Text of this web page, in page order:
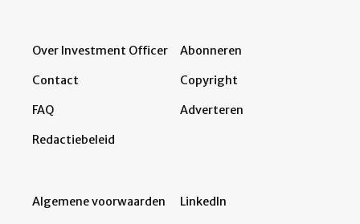
Over Investment Officer
Contact
FAQ
Redactiebeleid
Abonneren
Copyright
Adverteren
Algemene voorwaarden LinkedIn